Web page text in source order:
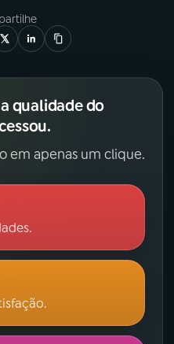
qualidade do
em apenas um clique.